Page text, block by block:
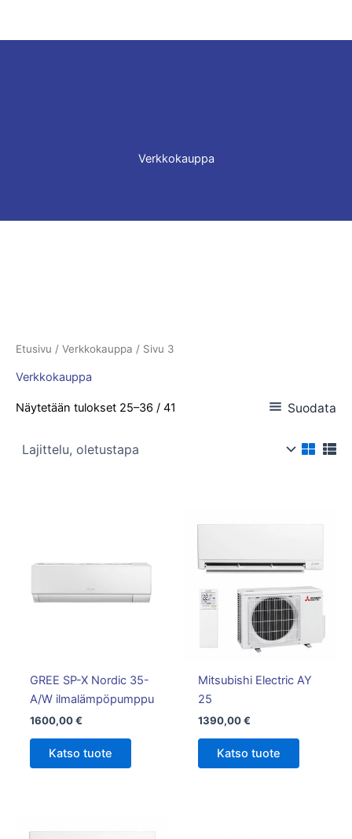
Verkkokauppa
Etusivu / Verkkokauppa / Sivu 3
Verkkokauppa
Näytetään tulokset 25–36 / 41 Suodata
GREE SP-X Nordic 35-
A/W ilmalämpöpumppu
1600,00€
Katso tuote
Mitsubishi Electric AY
25
1390,00€
Katso tuote